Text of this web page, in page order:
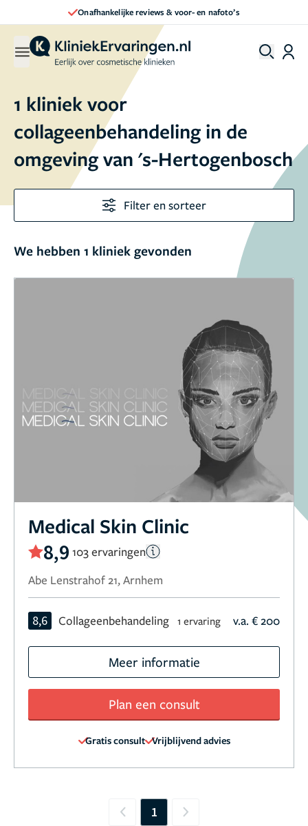
Onafhankelijke reviews & voor- en nafoto’s
1 kliniek voor
collageenbehandeling in de
omgeving van 's-Hertogenbosch
Filter en sorteer
We hebben 1 kliniek gevonden
Medical Skin Clinic
8,9 103 ervaringen
Abe Lenstrahof 21, Arnhem
8,6 Collageenbehandeling 1 ervaring v.a. € 200
Meer informatie
Plan een consult
Gratis consult Vrijblijvend advies
Previous
1 Next